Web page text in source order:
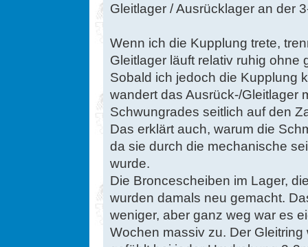
Gleitlager / Ausrücklager an der
Wenn ich die Kupplung trete,
Gleitlager läuft relativ ruhig ohne
Sobald ich jedoch die Kupplung
wandert das Ausrück-/Gleitlager
Schwungrades seitlich auf den
Das erklärt auch, warum die
da sie durch die mechanische
wurde.
Die Broncescheiben im Lager,
wurden damals neu gemacht.
weniger, aber ganz weg war es
Wochen massiv zu. Der